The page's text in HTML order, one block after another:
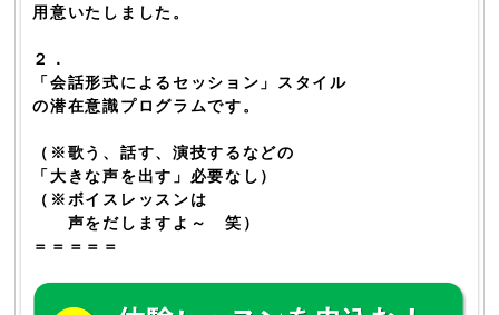
用意いたしました。
２．
「会話形式によるセッション」スタイル
の潜在意識プログラムです。
（※歌う、話す、演技するなどの
「大きな声を出す」必要なし）
（※ボイスレッスンは
声をだしますよ～ 笑）
＝＝＝＝＝